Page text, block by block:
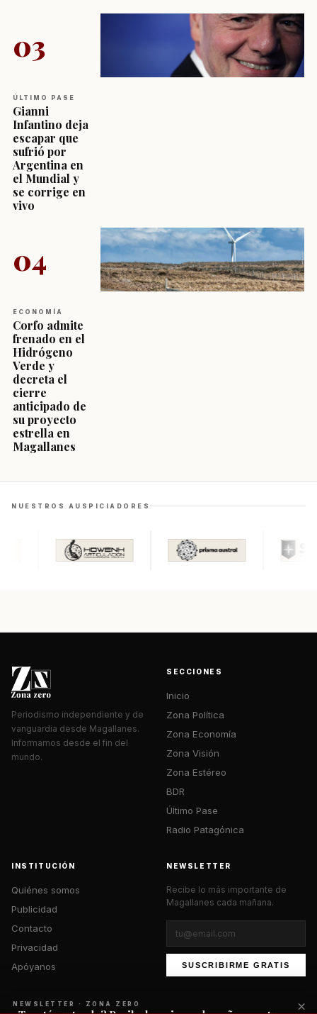
03
ÚLTIMO PASE
Gianni
Infantino deja
escapar que
sufrió por
Argentina en
el Mundial y
se corrige en
vivo
04
ECONOMÍA
Corfo admite
frenado en el
Hidrógeno
Verde y
decreta el
cierre
anticipado de
su proyecto
estrella en
Magallanes
NUESTROS AUSPICIADORES
Periodismo independiente y de
vanguardia desde Magallanes.
Informamos desde el fin del
mundo.
SECCIONES
Inicio
Zona Política
Zona Economía
Zona Visión
Zona Estéreo
BDR
Último Pase
Radio Patagónica
INSTITUCIÓN
Quiénes somos
Publicidad
Contacto
Privacidad
Apóyanos
NEWSLETTER
Recibe lo más importante de
Magallanes cada mañana.
SUSCRIBIRME GRATIS
NEWSLETTER · ZONA ZERO ×